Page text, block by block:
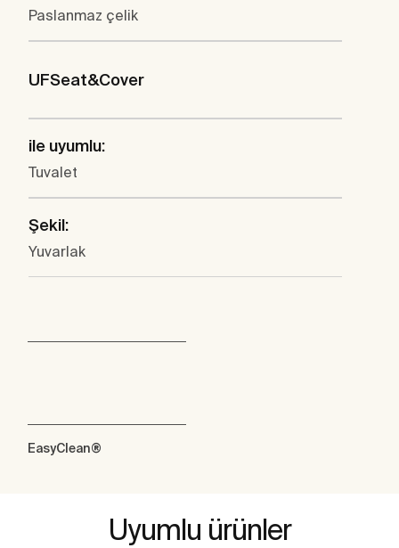
Paslanmaz çelik
UFSeat&Cover
ile uyumlu:
Tuvalet
Şekil:
Yuvarlak
EasyClean®
Uyumlu ürünler